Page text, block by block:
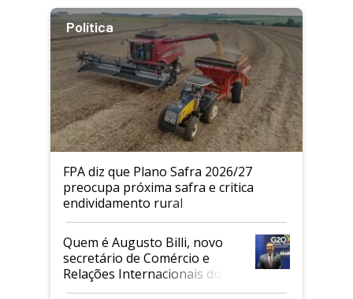
Política
FPA diz que Plano Safra 2026/27
preocupa próxima safra e critica
endividamento rural
Quem é Augusto Billi, novo
secretário de Comércio e
Relações Internacionais do
Mapa